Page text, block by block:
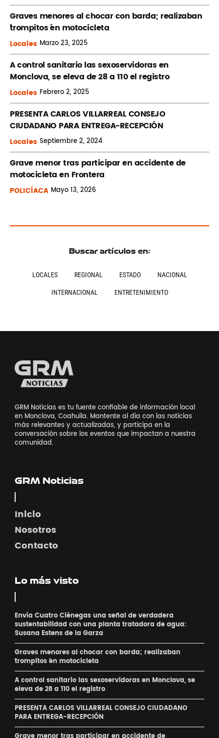
Graves menores al chocar con barda; realizaban
´trompitos ´en motocicleta
Locales Marzo23, 2025
A control sanitario las sexoservidoras en
Monclova, se eleva de 28 a 110 el registro
Locales Febrero2, 2025
PRESENTA CARLOS VILLARREAL CONSEJO
CIUDADANO PARA ENTREGA-RECEPCIÓN
Locales Septiembre2, 2024
Grave menor tras participar en accidente de
motocicleta en Frontera
POLICÍACA Mayo13, 2026
Buscar artículos en:
LOCALES REGIONAL ESTADO NACIONAL
INTERNACIONAL ENTRETENIMIENTO
GRM Noticias es tu fuente confiable de información local
en Monclova, Coahuila. Mantente al día con las noticias
más relevantes y actualizadas, y participa en la
conversación sobre los eventos que impactan a nuestra
comunidad.
GRM Noticias
Inicio
Nosotros
Contacto
Lo más visto
Envía Cuatro Ciénegas una señal de verdadera
sustentabilidad con una planta tratadora de agua:
Susana Estens de la Garza
Graves menores al chocar con barda; realizaban
´trompitos ´en motocicleta
A control sanitario las sexoservidoras en Monclova, se
eleva de 28 a 110 el registro
PRESENTA CARLOS VILLARREAL CONSEJO CIUDADANO
PARA ENTREGA-RECEPCIÓN